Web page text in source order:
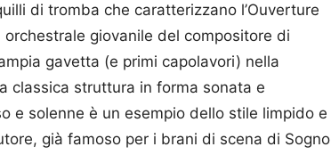
di tromba che caratterizzano l’Ouverture
giovanile del compositore di
gavetta (e primi capolavori) nella
classica struttura in forma sonata e
e solenne è un esempio dello stile limpido e
già famoso per i brani di scena di Sogno